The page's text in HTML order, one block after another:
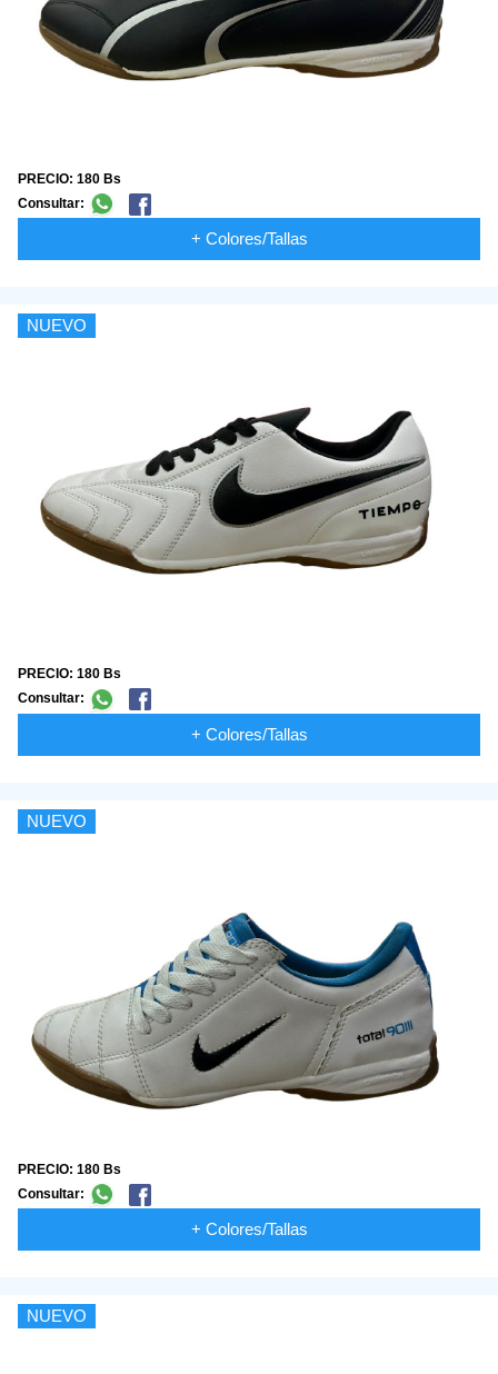
PRECIO: 180 Bs
Consultar:
+ Colores/Tallas
NUEVO
PRECIO: 180 Bs
Consultar:
+ Colores/Tallas
NUEVO
PRECIO: 180 Bs
Consultar:
+ Colores/Tallas
NUEVO